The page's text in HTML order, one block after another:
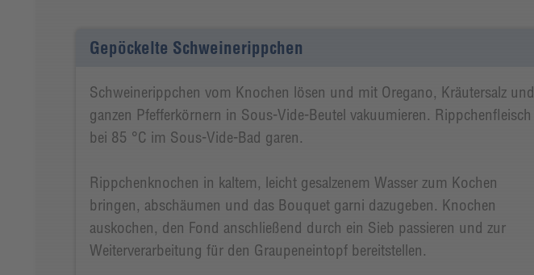
Gepöckelte Schweinerippchen
Schweinerippchen vom Knochen lösen und mit Oregano, Kräutersalz und
ganzen Pfefferkörnern in Sous-Vide-Beutel vakuumieren. Rippchenfleisch
bei 85 °C im Sous-Vide-Bad garen.
Rippchenknochen in kaltem, leicht gesalzenem Wasser zum Kochen
bringen, abschäumen und das Bouquet garni dazugeben. Knochen
auskochen, den Fond anschließend durch ein Sieb passieren und zur
Weiterverarbeitung für den Graupeneintopf bereitstellen.